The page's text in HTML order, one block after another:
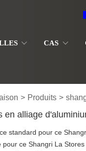
CAS
> Produits >
en alliage
standard pour ce
ce Shangri La